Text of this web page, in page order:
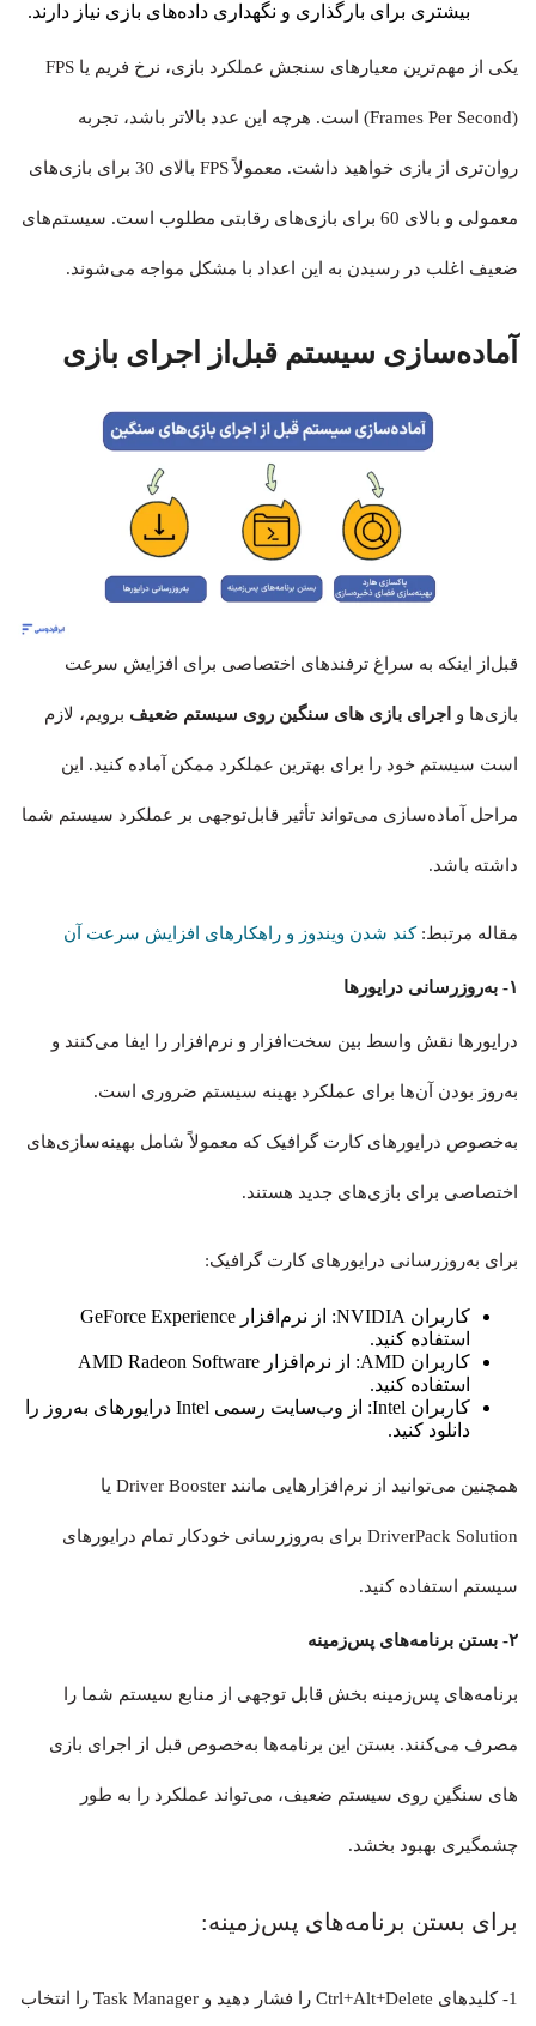
بیشتری برای بارگذاری و نگهداری داده‌های بازی نیاز دارند.
یکی از مهم‌ترین معیارهای سنجش عملکرد بازی، نرخ فریم یا FPS
(Frames Per Second) است. هرچه این عدد بالاتر باشد، تجربه
روان‌تری از بازی خواهید داشت. معمولاً FPS بالای 30 برای بازی‌های
معمولی و بالای 60 برای بازی‌های رقابتی مطلوب است. سیستم‌های
ضعیف اغلب در رسیدن به این اعداد با مشکل مواجه می‌شوند.
آماده‌سازی سیستم قبل‌از اجرای بازی
قبل‌از اینکه به سراغ ترفندهای اختصاصی برای افزایش سرعت
بازی‌ها و اجرای بازی های سنگین روی سیستم ضعیف برویم، لازم
است سیستم خود را برای بهترین عملکرد ممکن آماده کنید. این
مراحل آماده‌سازی می‌تواند تأثیر قابل‌توجهی بر عملکرد سیستم شما
داشته باشد.
مقاله مرتبط:‌کند شدن ویندوز و راهکارهای افزایش سرعت آن
۱- به‌روزرسانی درایورها
درایورها نقش واسط بین سخت‌افزار و نرم‌افزار را ایفا می‌کنند و
به‌روز بودن آن‌ها برای عملکرد بهینه سیستم ضروری است.
به‌خصوص درایورهای کارت گرافیک که معمولاً شامل بهینه‌سازی‌های
اختصاصی برای بازی‌های جدید هستند.
برای به‌روزرسانی درایورهای کارت گرافیک:
کاربران NVIDIA: از نرم‌افزار GeForce Experience
استفاده کنید.
کاربران AMD: از نرم‌افزار AMD Radeon Software
استفاده کنید.
کاربران Intel: از وب‌سایت رسمی Intel درایورهای به‌روز را
دانلود کنید.
همچنین می‌توانید از نرم‌افزارهایی مانند Driver Booster یا
DriverPack Solution برای به‌روزرسانی خودکار تمام درایورهای
سیستم استفاده کنید.
۲- بستن برنامه‌های پس‌زمینه
برنامه‌های پس‌زمینه بخش قابل توجهی از منابع سیستم شما را
مصرف می‌کنند. بستن این برنامه‌ها به‌خصوص قبل از اجرای بازی
های سنگین روی سیستم ضعیف، می‌تواند عملکرد را به طور
چشمگیری بهبود بخشد.
برای بستن برنامه‌های پس‌زمینه:
1- کلیدهای Ctrl+Alt+Delete را فشار دهید و Task Manager را انتخاب